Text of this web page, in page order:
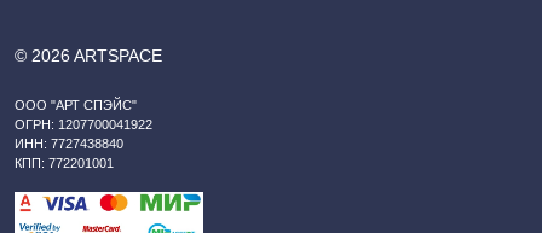
© 2026 ARTSPACE
ООО "АРТ СПЭЙС"
ОГРН: 1207700041922
ИНН: 7727438840
КПП: 772201001